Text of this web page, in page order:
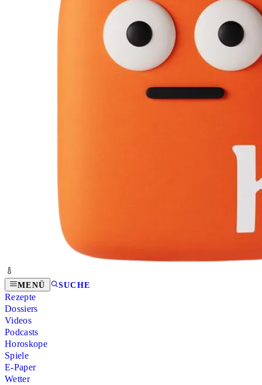
MENÜ SUCHE
Rezepte
Dossiers
Videos
Podcasts
Horoskope
Spiele
E-Paper
Wetter